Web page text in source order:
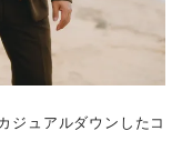
ジュアルダウンしたコ